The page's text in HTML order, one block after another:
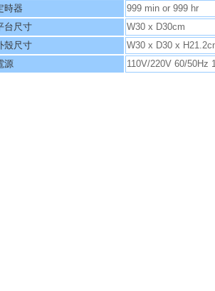
時器
999 min or 999 hr
台尺寸
W30 x D30cm
殼尺寸
W30 x D30 x
源
110V/220V 60/50Hz